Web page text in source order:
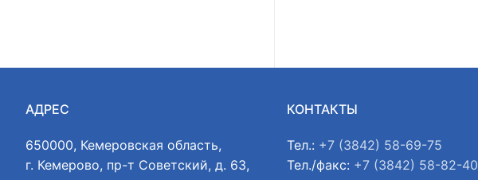
АДРЕС
650000, Кемеровская область,
г. Кемерово, пр-т Советский, д. 63,
КОНТАКТЫ
Тел.: +7 (3842) 58-69-75
Тел./факс: +7 (3842) 58-82-40